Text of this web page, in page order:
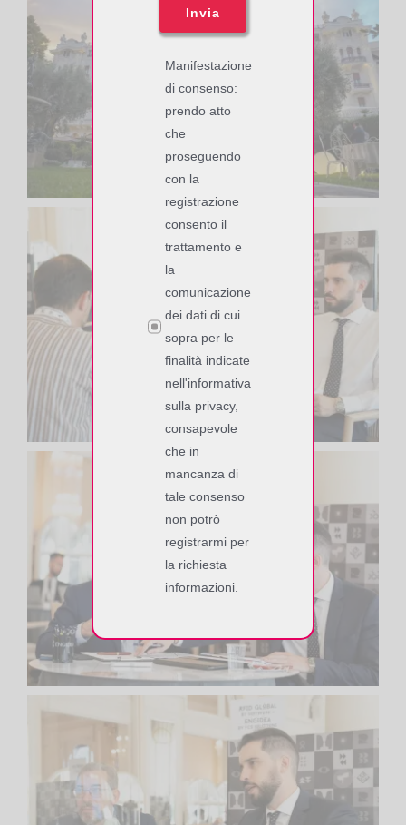
Invia
Manifestazione
di consenso:
prendo atto
che
proseguendo
con la
registrazione
consento il
trattamento e
la
comunicazione
dei dati di cui
sopra per le
finalità indicate
nell'informativa
sulla privacy,
consapevole
che in
mancanza di
tale consenso
non potrò
registrarmi per
la richiesta
informazioni.